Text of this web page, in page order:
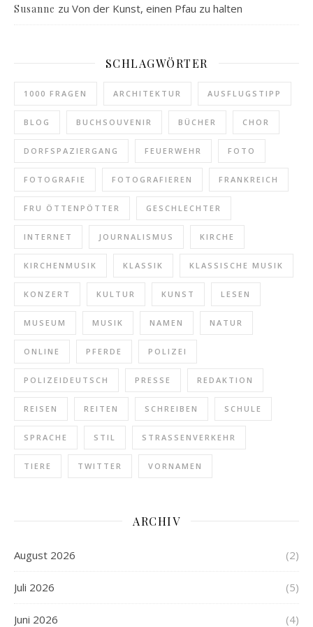
Susanne zu Von der Kunst, einen Pfau zu halten
SCHLAGWÖRTER
1000 FRAGEN ARCHITEKTUR AUSFLUGSTIPP
BLOG BUCHSOUVENIR BÜCHER CHOR
DORFSPAZIERGANG FEUERWEHR FOTO
FOTOGRAFIE FOTOGRAFIEREN FRANKREICH
FRU ÖTTENPÖTTER GESCHLECHTER
INTERNET JOURNALISMUS KIRCHE
KIRCHENMUSIK KLASSIK KLASSISCHE MUSIK
KONZERT KULTUR KUNST LESEN
MUSEUM MUSIK NAMEN NATUR
ONLINE PFERDE POLIZEI
POLIZEIDEUTSCH PRESSE REDAKTION
REISEN REITEN SCHREIBEN SCHULE
SPRACHE STIL STRASSENVERKEHR
TIERE TWITTER VORNAMEN
ARCHIV
August 2026 (2)
Juli 2026 (5)
Juni 2026 (4)